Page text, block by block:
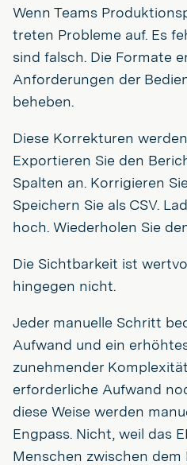
Wenn Teams
treten Probleme auf. Es
sind falsch. Die Formate
Anforderungen der
beheben.
Diese Korrekturen
Exportieren Sie den
Spalten an. Korrigieren
Speichern Sie als CSV.
hoch. Wiederholen Sie
Die Sichtbarkeit ist
hingegen nicht.
Jeder manuelle Schritt
Aufwand und ein
zunehmender
erforderliche Aufwand
diese Weise werden
Engpass. Nicht, weil das
Menschen zwischen dem